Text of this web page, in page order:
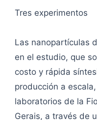
Tres experimentos
Las nanopartículas
en el estudio, que
costo y rápida
producción a
laboratorios de la
Gerais, a través de